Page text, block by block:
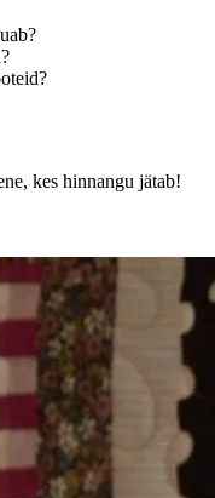
kes hinnangu jätab!